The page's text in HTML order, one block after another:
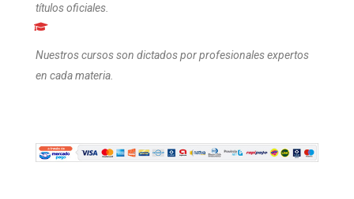
títulos oficiales.
Nuestros cursos son dictados por profesionales expertos
en cada materia.